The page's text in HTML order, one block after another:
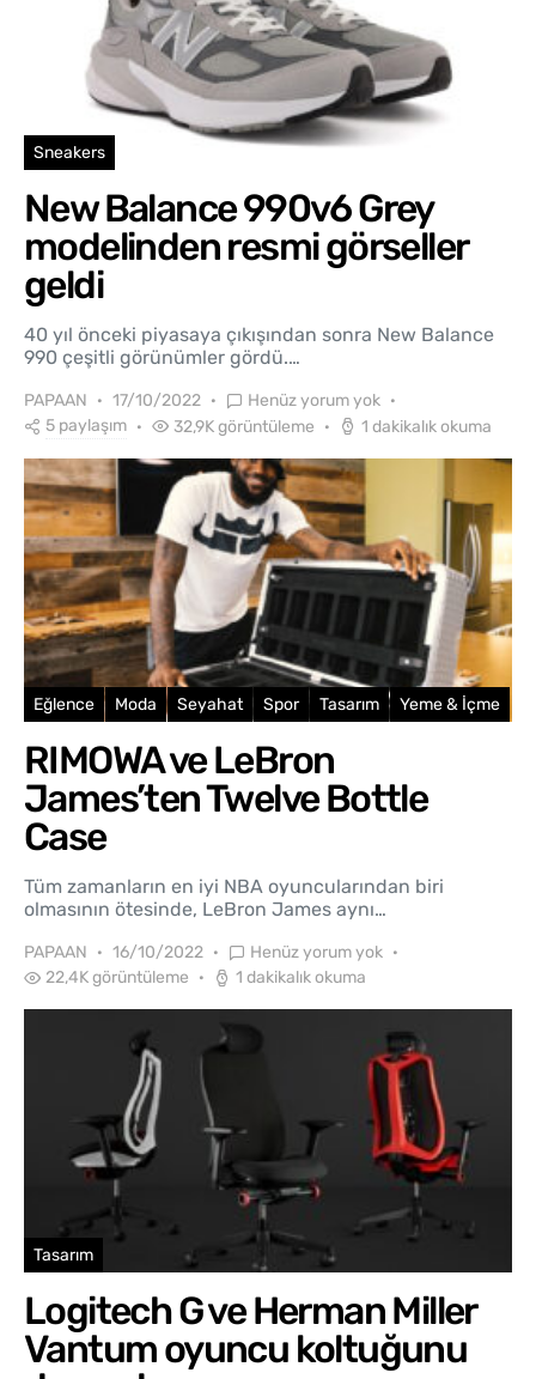
Sneakers
New Balance 990v6 Grey
modelinden resmi görseller
geldi
40 yıl önceki piyasaya çıkışından sonra New Balance
990 çeşitli görünümler gördü.…
PAPAAN 17/10/2022
Henüz yorum yok
5 paylaşım
32,9K görüntüleme 1 dakikalık okuma
Eğlence Moda Seyahat Spor Tasarım Yeme & İçme
RIMOWA ve LeBron
James’ten Twelve Bottle
Case
Tüm zamanların en iyi NBA oyuncularından biri
olmasının ötesinde, LeBron James aynı…
PAPAAN 16/10/2022
Henüz yorum yok
22,4K görüntüleme
1 dakikalık okuma
Tasarım
Logitech G ve Herman Miller
Vantum oyuncu koltuğunu